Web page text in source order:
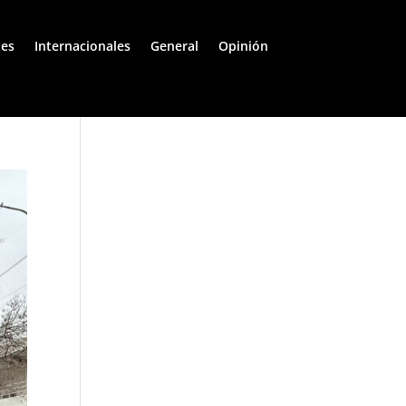
Internacionales General Opinión